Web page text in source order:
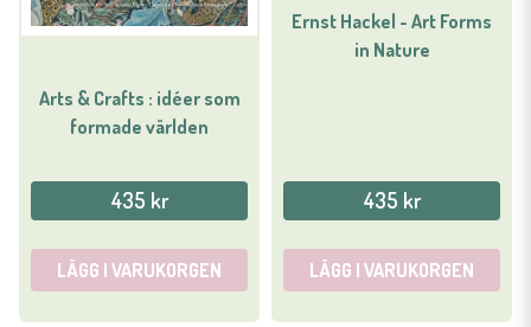
Arts & Crafts : idéer som
formade världen
435 kr
LÄGG I VARUKORGEN
Ernst Hackel - Art Forms
in Nature
435 kr
LÄGG I VARUKORGEN